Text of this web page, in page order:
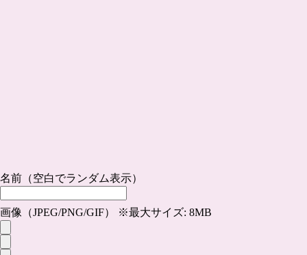
名前（空白でランダム表示）
画像（JPEG/PNG/GIF） ※最大サイズ: 8MB